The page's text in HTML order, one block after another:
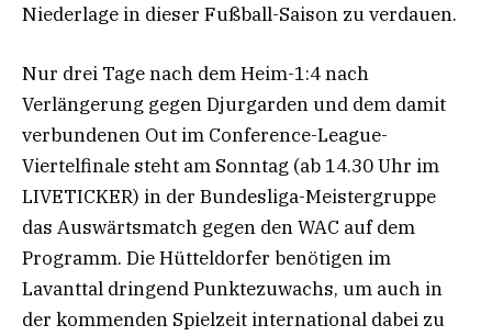
Niederlage in dieser Fußball-Saison zu verdauen.
Nur drei Tage nach dem Heim-1:4 nach
Verlängerung gegen Djurgarden und dem damit
verbundenen Out im Conference-League-
Viertelfinale steht am Sonntag (ab 14.30 Uhr im
LIVETICKER) in der Bundesliga-Meistergruppe
das Auswärtsmatch gegen den WAC auf dem
Programm. Die Hütteldorfer benötigen im
Lavanttal dringend Punktezuwachs, um auch in
der kommenden Spielzeit international dabei zu